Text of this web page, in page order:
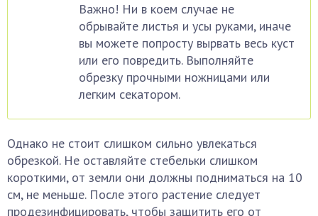
Важно! Ни в коем случае не
обрывайте листья и усы руками, иначе
вы можете попросту вырвать весь куст
или его повредить. Выполняйте
обрезку прочными ножницами или
легким секатором.
Однако не стоит слишком сильно увлекаться
обрезкой. Не оставляйте стебельки слишком
короткими, от земли они должны подниматься на 10
см, не меньше. После этого растение следует
продезинфицировать, чтобы защитить его от